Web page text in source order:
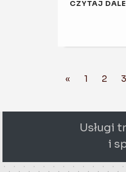
CZYTAJ
« 1 2 3
Usługi
i